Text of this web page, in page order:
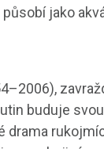
jako
buduje
drama